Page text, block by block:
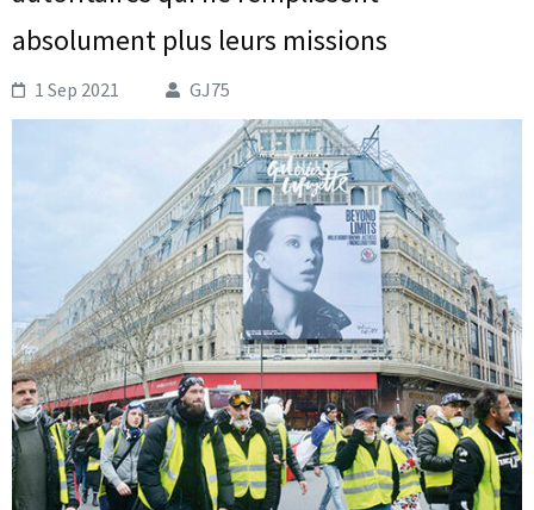
absolument plus leurs missions
1 Sep 2021 GJ75